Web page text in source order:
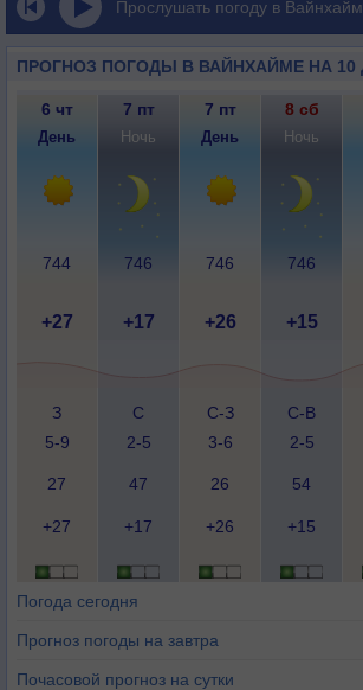
Прослушать погоду в
ПРОГНОЗ ПОГОДЫ В ВАЙНХАЙМЕ НА 10
6 чт 7 пт 7 пт 8 сб
День Ночь День Ночь
744 746 746 746
+27 +17 +26 +15
З
5-9
С
2-5
С-З
3-6
С-В
2-5
27 47 26 54
+27 +17 +26 +15
Погода сегодня
Прогноз погоды на завтра
Почасовой прогноз на сутки